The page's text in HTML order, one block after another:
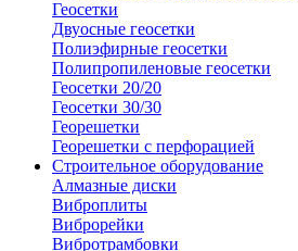
Геосетки
Двуосные геосетки
Полиэфирные геосетки
Полипропиленовые геосетки
Геосетки 20/20
Геосетки 30/30
Георешетки
Георешетки с перфорацией
Строительное оборудование
Алмазные диски
Виброплиты
Виброрейки
Вибротрамбовки